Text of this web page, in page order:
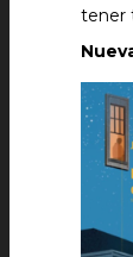
tener